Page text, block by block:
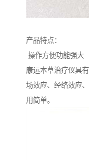
产品特点：
操作方便功能强大
康远本草治疗仪具
场效应、经络效应
用简单。